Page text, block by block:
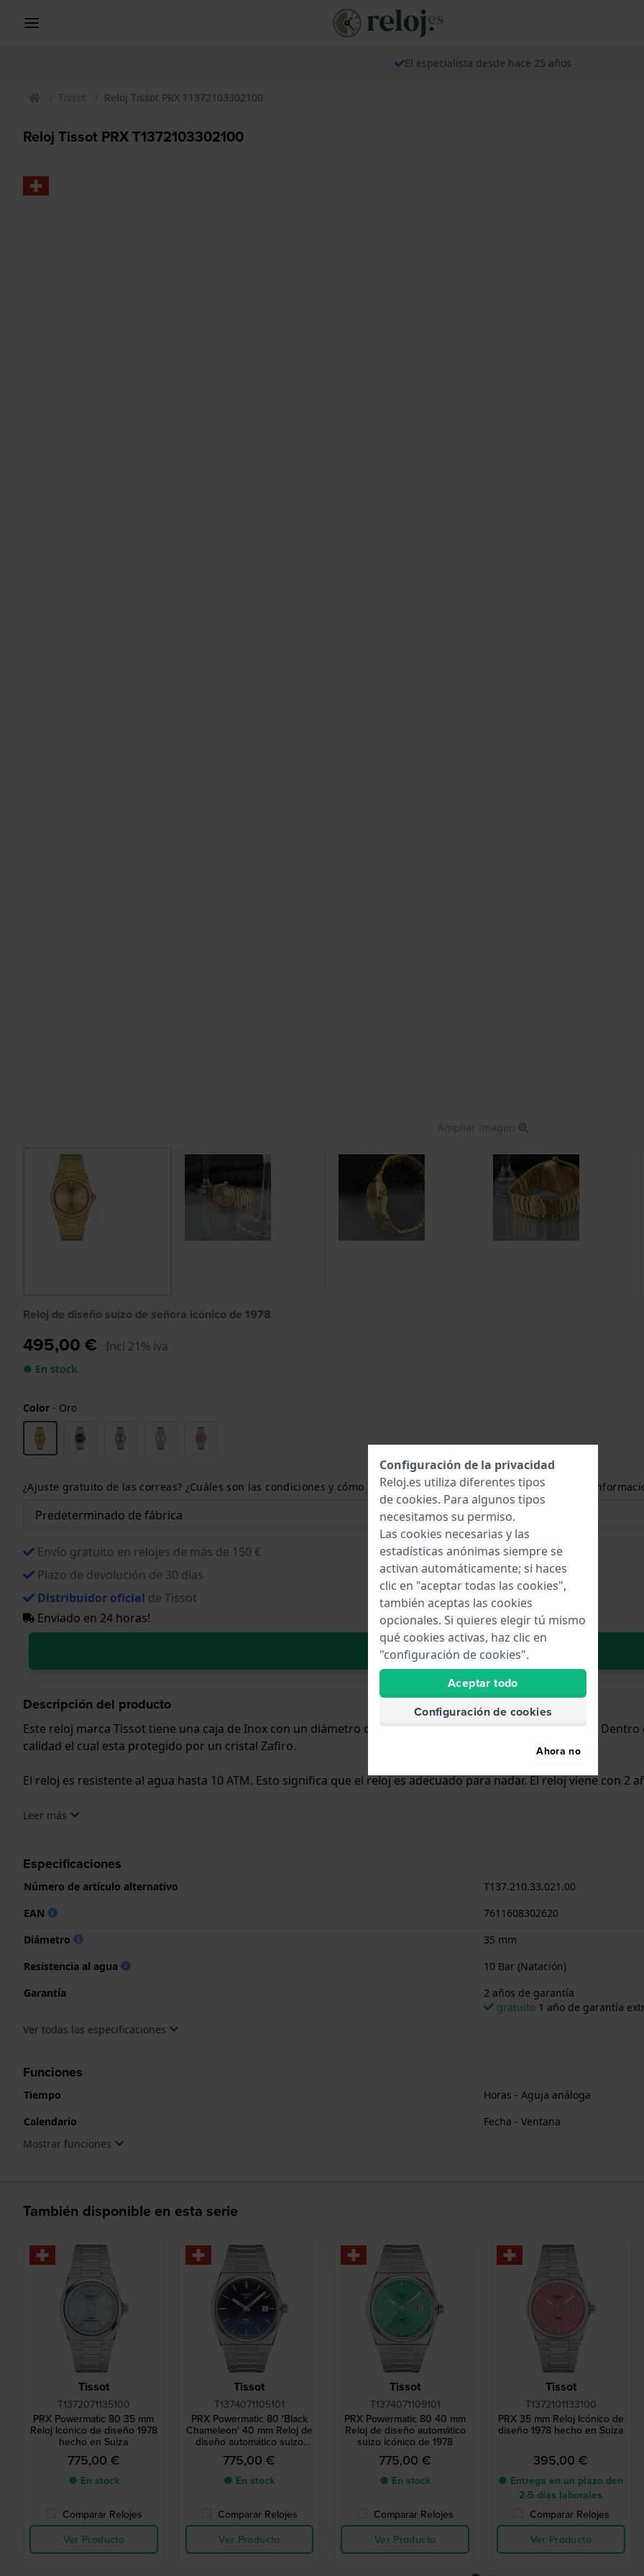
El especialista desde hace 25 años
Tissot Reloj Tissot PRX T1372103302100
Reloj Tissot PRX T1372103302100
Ampliar imagen
Reloj de diseño suizo de señora icónico de 1978
495,00 € Incl 21% iva
● En stock
Color - Oro
¿Ajuste gratuito de las correas? ¿Cuáles son las condiciones y cómo puedo medir el tamaño de mi muñeca? Más
Envío gratuito en relojes de más de 150 €
Plazo de devolución de 30 días
Distribuidor oficial de Tissot
Enviado en 24 horas!
Añadir al carrito
Descripción del producto
Este reloj marca Tissot tiene una caja de Inox con un diámetro de 35 mm y cuenta con una correa de Inox.
calidad el cual esta protegido por un cristal Zafiro.
El reloj es resistente al agua hasta 10 ATM. Esto significa que el reloj es adecuado para nadar. El reloj viene con 2
.Leer más
Especificaciones
Número de artículo alternativo
T137.210.33.021.00
EAN
7611608302620
Diámetro
35 mm
Resistencia al agua
10 Bar (Natación)
Garantía
2 años de garantía
gratuito 1 año de garantía
Ver todas las especificaciones
Funciones
Tiempo
Horas - Aguja análoga
Calendario
Fecha - Ventana
Mostrar funciones
También disponible en esta serie
Tissot
T1372071135100
PRX Powermatic 80 35 mm
Reloj Icónico de diseño 1978
hecho en Suiza
775,00 €
● En stock
Comparar Relojes
Ver Producto
Tissot
T1374071105101
PRX Powermatic 80 'Black
Chameleon' 40 mm Reloj de
diseño automático suizo
icónico de 1978
775,00 €
● En stock
Comparar Relojes
Ver Producto
Tissot
T1374071109101
PRX Powermatic 80 40 mm
Reloj de diseño automático
suizo icónico de 1978
775,00 €
● En stock
Comparar Relojes
Ver Producto
Tissot
T1372101133100
PRX 35 mm Reloj Icónico de
diseño 1978 hecho en Suiza
395,00 €
● Entrega en un plazo den
2-5 días laborales
Comparar Relojes
Ver Producto
Configuración de la privacidad
Reloj.es utiliza diferentes tipos
de cookies. Para algunos tipos
necesitamos su permiso.
Las cookies necesarias y las
estadísticas anónimas siempre se
activan automáticamente; si haces
clic en "aceptar todas las cookies",
también aceptas las cookies
opcionales. Si quieres elegir tú mismo
qué cookies activas, haz clic en
"configuración de cookies".
Aceptar todo
Configuración de cookies
Ahora no